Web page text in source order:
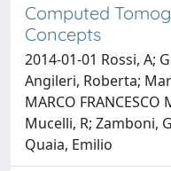
Computed
Concepts
2014-01-01 Rossi, A;
Angileri, Roberta;
MARCO
Mucelli, R; Zamboni,
Quaia, Emilio